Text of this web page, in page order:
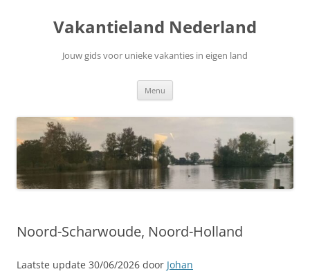
Vakantieland Nederland
Jouw gids voor unieke vakanties in eigen land
Menu
Noord-Scharwoude, Noord-Holland
Laatste update 30/06/2026 door Johan